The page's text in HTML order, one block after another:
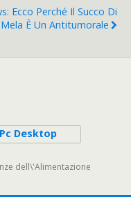
Ecco Perché Il Succo Di
Mela È Un Antitumorale
Pc Desktop
dell\'Alimentazione